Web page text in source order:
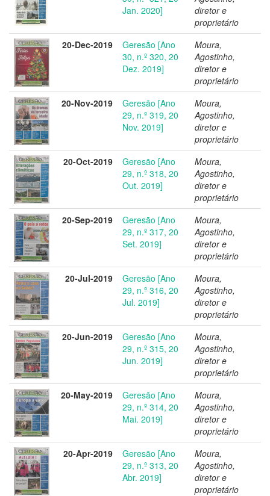
Jan. 2020]
diretor e
proprietário
20-Dec-2019
Geresão [Ano
30, n.º 320, 20
Dez. 2019]
Moura,
Agostinho,
diretor e
proprietário
20-Nov-2019
Geresão [Ano
29, n.º 319, 20
Nov. 2019]
Moura,
Agostinho,
diretor e
proprietário
20-Oct-2019
Geresão [Ano
29, n.º 318, 20
Out. 2019]
Moura,
Agostinho,
diretor e
proprietário
20-Sep-2019
Geresão [Ano
29, n.º 317, 20
Set. 2019]
Moura,
Agostinho,
diretor e
proprietário
20-Jul-2019
Geresão [Ano
29, n.º 316, 20
Jul. 2019]
Moura,
Agostinho,
diretor e
proprietário
20-Jun-2019
Geresão [Ano
29, n.º 315, 20
Jun. 2019]
Moura,
Agostinho,
diretor e
proprietário
20-May-2019
Geresão [Ano
29, n.º 314, 20
Mai. 2019]
Moura,
Agostinho,
diretor e
proprietário
20-Apr-2019
Geresão [Ano
29, n.º 313, 20
Abr. 2019]
Moura,
Agostinho,
diretor e
proprietário